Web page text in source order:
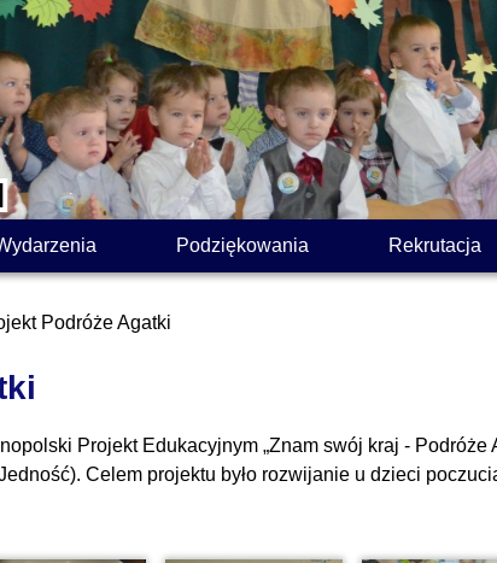
Podziękowania Rekrutacja
Podróże Agatki
Projekt Edukacyjnym „Znam swój kraj - Podróże
Celem projektu było rozwijanie u dzieci